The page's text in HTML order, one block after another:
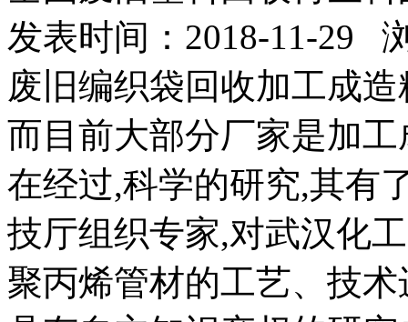
发表时间：2018-11-29
废旧编织袋回收加工成
而目前大部分厂家是加
在经过,科学的研究,其有
技厅组织专家,对武汉化
聚丙烯管材的工艺、技